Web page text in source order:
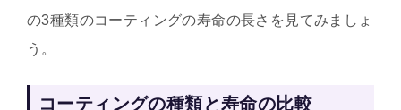
の3種類のコーティングの寿命の長さを見てみましょ
う。
コーティングの種類と寿命の比較